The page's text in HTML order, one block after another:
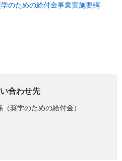
のための給付金事業実施要綱
合わせ先
奨学のための給付金）